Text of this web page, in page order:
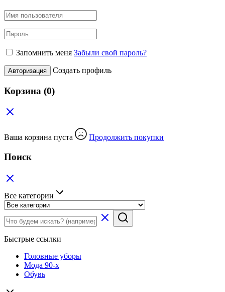
Запомнить меня Забыли свой пароль?
Авторизация Создать профиль
Корзина (0)
Ваша корзина пуста Продолжить покупки
Поиск
Все категории
Быстрые ссылки
Головные уборы
Мода 90-х
Обувь